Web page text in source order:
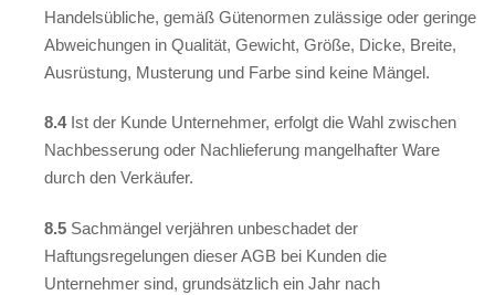
Handelsübliche, gemäß Gütenormen zulässige oder geringe
Abweichungen in Qualität, Gewicht, Größe, Dicke, Breite,
Ausrüstung, Musterung und Farbe sind keine Mängel.
8.4Ist der Kunde Unternehmer, erfolgt die Wahl zwischen
Nachbesserung oder Nachlieferung mangelhafter Ware
durch den Verkäufer.
8.5 Sachmängel verjähren unbeschadet der
Haftungsregelungen dieser AGB bei Kunden die
Unternehmer sind, grundsätzlich ein Jahr nach